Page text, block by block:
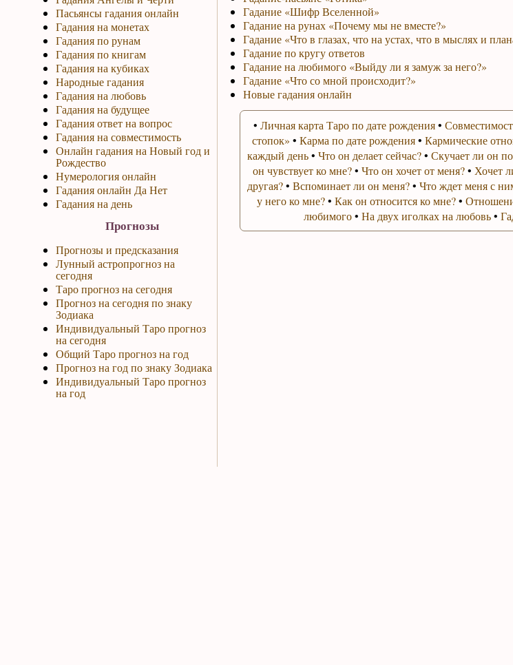
Пасьянсы гадания онлайн
Гадания на монетах
Гадания по рунам
Гадания по книгам
Гадания на кубиках
Народные гадания
Гадания на любовь
Гадания на будущее
Гадания ответ на вопрос
Гадания на совместимость
Онлайн гадания на Новый год и
Рождество
Нумерология онлайн
Гадания онлайн Да Нет
Гадания на день
Прогнозы
Прогнозы и предсказания
Лунный астропрогноз на
сегодня
Таро прогноз на сегодня
Прогноз на сегодня по знаку
Зодиака
Индивидуальный Таро прогноз
на сегодня
Общий Таро прогноз на год
Прогноз на год по знаку Зодиака
Индивидуальный Таро прогноз
на год
Гадание «Шифр Вселенной»
Гадание на рунах «Почему мы не вместе?»
Гадание «Что в глазах, что на устах, что в мыслях и
Гадание по кругу ответов
Гадание на любимого «Выйду ли я замуж за него?»
Гадание «Что со мной происходит?»
Новые гадания онлайн
• Личная карта Таро по дате рождения•
стопок» • Карма по дате рождения• Кармические
каждый день• Что он делает сейчас?• Скучает ли он
он чувствует ко мне?• Что он хочет от меня?• Хочет
другая?• Вспоминает ли он меня?• Что ждет меня с
у него ко мне?• Как он относится ко мне?•
любимого• На двух иголках на любовь•